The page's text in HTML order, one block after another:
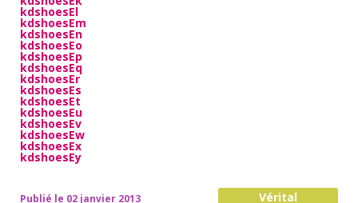
kdshoesEl
kdshoesEm
kdshoesEn
kdshoesEo
kdshoesEp
kdshoesEq
kdshoesEr
kdshoesEs
kdshoesEt
kdshoesEu
kdshoesEv
kdshoesEw
kdshoesEx
kdshoesEy
Publié le 02 janvier 2013 Vérital